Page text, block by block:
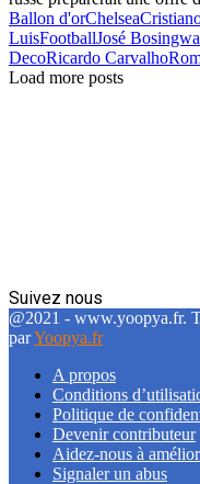
Ballon d'orChelsea
LuisFootballJosé Bosingwa
DecoRicardo Carvalho
Load more posts
Suivez nous
Facebook
Twitter
Linkedin
@2021 - www.yoopya.fr.
parYoopya.fr
A propos
Conditions
Politique de
Devenir contributeur
Aidez-nous à
Signaler un abus